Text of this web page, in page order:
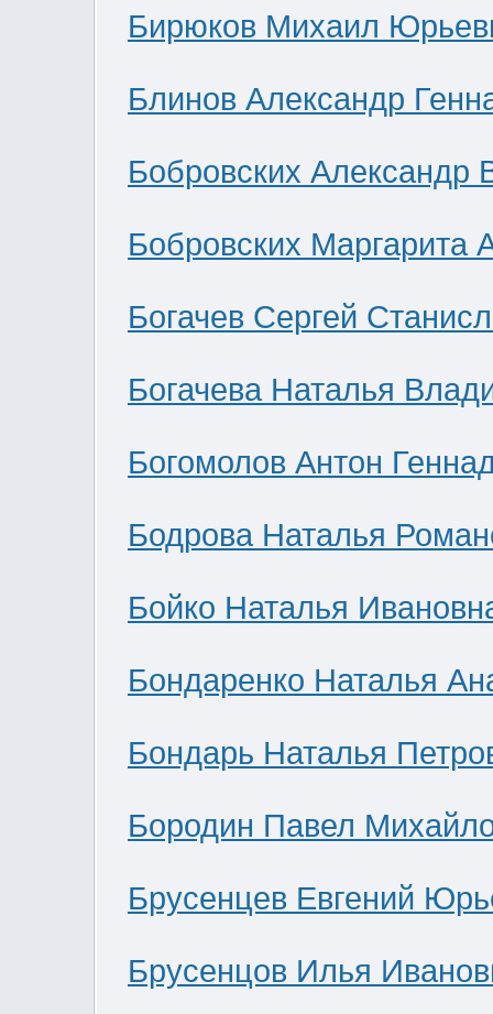
Бирюков Михаил
Блинов Александр
Бобровских Александр
Бобровских Маргарита
Богачев Сергей
Богачева Наталья
Богомолов Антон
Бодрова Наталья
Бойко Наталья
Бондаренко Наталья
Бондарь Наталья
Бородин Павел
Брусенцев Евгений
Брусенцов Илья